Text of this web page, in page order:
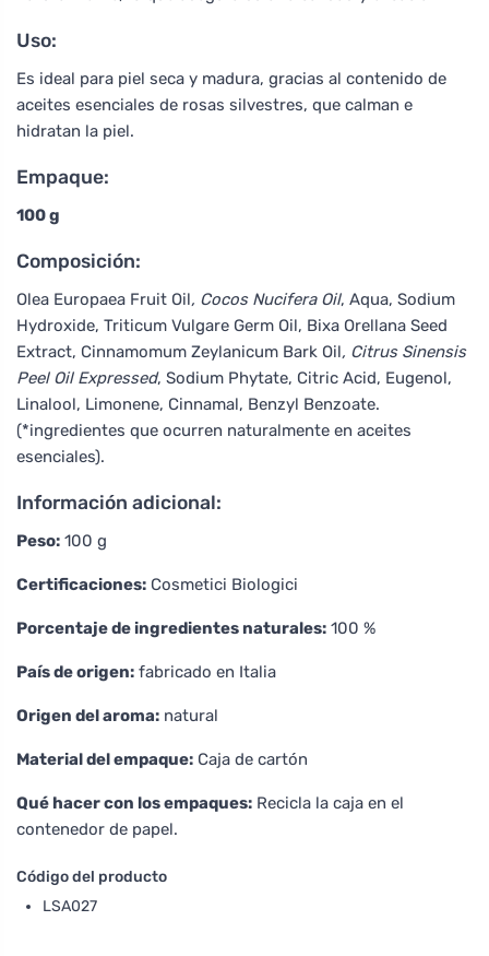
Uso:
Es ideal para piel seca y madura, gracias al contenido de
aceites esenciales de rosas silvestres, que calman e
hidratan la piel.
Empaque:
100 g
Composición:
Olea Europaea Fruit Oil, Cocos Nucifera Oil, Aqua, Sodium
Hydroxide, Triticum Vulgare Germ Oil, Bixa Orellana Seed
Extract, Cinnamomum Zeylanicum Bark Oil, Citrus Sinensis
Peel Oil Expressed, Sodium Phytate, Citric Acid, Eugenol,
Linalool, Limonene, Cinnamal, Benzyl Benzoate.
(*ingredientes que ocurren naturalmente en aceites
esenciales).
Información adicional:
Peso: 100 g
Certificaciones: Cosmetici Biologici
Porcentaje de ingredientes naturales: 100 %
País de origen: fabricado en Italia
Origen del aroma: natural
Material del empaque: Caja de cartón
Qué hacer con los empaques: Recicla la caja en el
contenedor de papel.
Código del producto
LSA027